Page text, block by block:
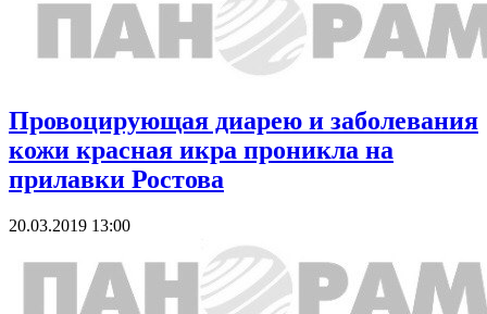
Провоцирующая диарею и заболевания
кожи красная икра проникла на
прилавки Ростова
20.03.2019 13:00